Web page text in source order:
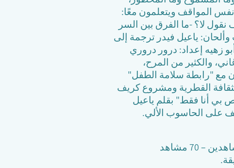
نفس المواقف ويتعلمون معًا:
لا؟ -ما الفرق بين السر
ياعيل فيدر ترجمة إلى
زهيه إعداد: درور دروري
والكثير من المرح،
مع "رابطة سلامة الطفل"
القطرية ومشروع كريف
مشاهد. كتاب: "جسمي خاص بي أنا فقط" بقلم ياعيل
على الحاسوب الألي.
70 مشاهد